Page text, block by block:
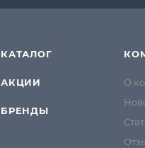
КАТАЛОГ
АКЦИИ
БРЕНДЫ
О